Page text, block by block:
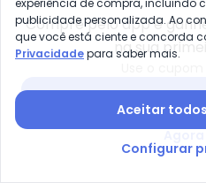
-38%
Compre pelo app e
na sua
experiência de compra, incluindo
publicidade personalizada. Ao
que você está ciente e concorda
Privacidadepara saber mais.
Aceitar
Configurar